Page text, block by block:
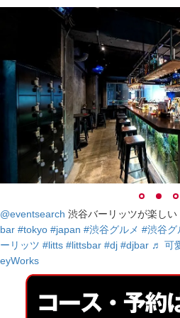
@eventsearch 渋谷バーリッツが楽しい
bar #tokyo #japan #渋谷グルメ #渋谷グ
ーリッツ #litts #littsbar #dj #djbar ♬ 可
eyWorks